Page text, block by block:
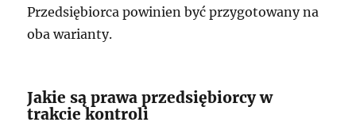
Przedsiębiorca powinien być przygotowany na
oba warianty.
Jakie są prawa przedsiębiorcy w
trakcie kontroli